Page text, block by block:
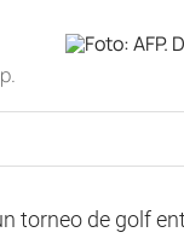
torneo de golf